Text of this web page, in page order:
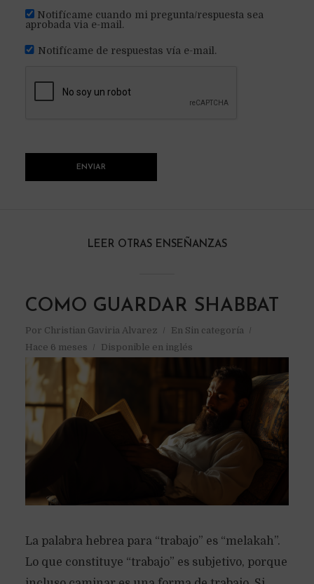
Notifícame cuando mi pregunta/respuesta sea
aprobada via e-mail.
Notifícame de respuestas vía e-mail.
LEER OTRAS ENSEÑANZAS
COMO GUARDAR SHABBAT
Por Christian Gaviria Alvarez En Sin categoría
Hace 6 meses
Disponible en inglés
La palabra hebrea para “trabajo” es “melakah”.
Lo que constituye “trabajo” es subjetivo, porque